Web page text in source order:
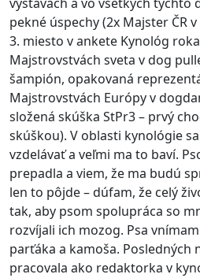
pekné úspechy (2x Majster ČR
3. miesto v ankete Kynológ
Majstrovstvách sveta v dog
šampión, opakovaná
Majstrovstvách Európy v
složená skúška StPr3 – prvý
skúškou). V oblasti kynológie
vzdelávať a veľmi ma to baví.
prepadla a viem, že ma budú
len to pôjde – dúfam, že celý
tak, aby psom spolupráca so
rozvíjali ich mozog. Psa
parťáka a kamoša. Posledných
pracovala ako redaktorka v